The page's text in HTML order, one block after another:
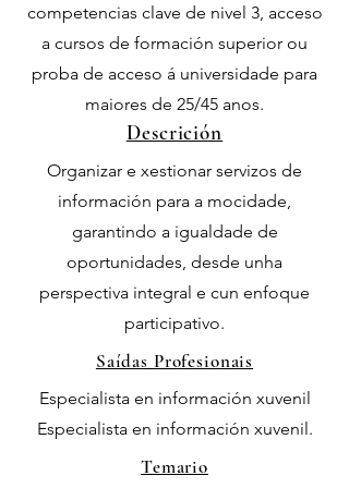
competencias clave de nivel 3, acceso
a cursos de formación superior ou
proba de acceso á universidade para
maiores de 25/45 anos.
Descrición
Organizar e xestionar servizos de
información para a mocidade,
garantindo a igualdade de
oportunidades, desde unha
perspectiva integral e cun enfoque
participativo.
Saídas Profesionais
Especialista en información xuvenil
Especialista en información xuvenil.
Temario